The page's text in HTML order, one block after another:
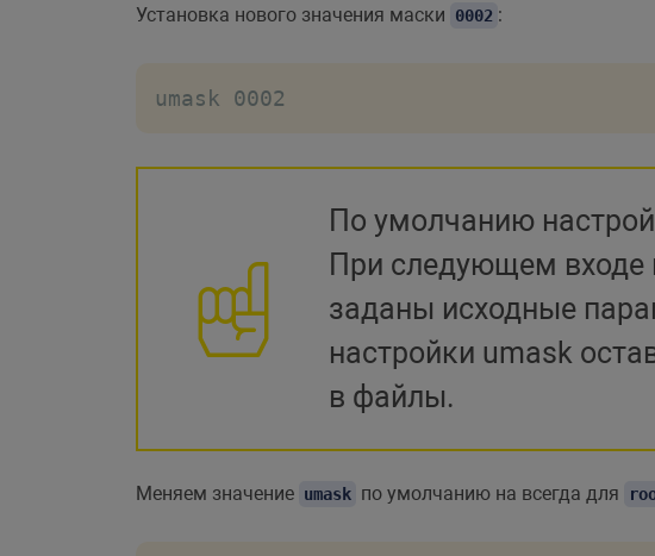
Установка нового значения маски 0002 :
umask 0002
По умолчанию
При следующем
заданы исходные
настройки umask
в файлы.
Меняем значение umask по умолчанию на всегда для